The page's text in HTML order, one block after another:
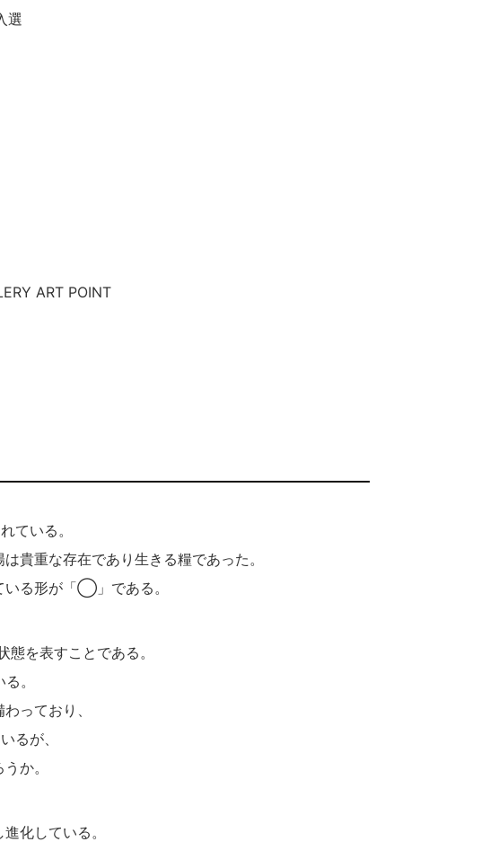
選
ART POINT
ている。
貴重な存在であり生きる糧であった。
いる形が「◯」である。
を表すことである。
。
っており、
るが、
か。
化している。